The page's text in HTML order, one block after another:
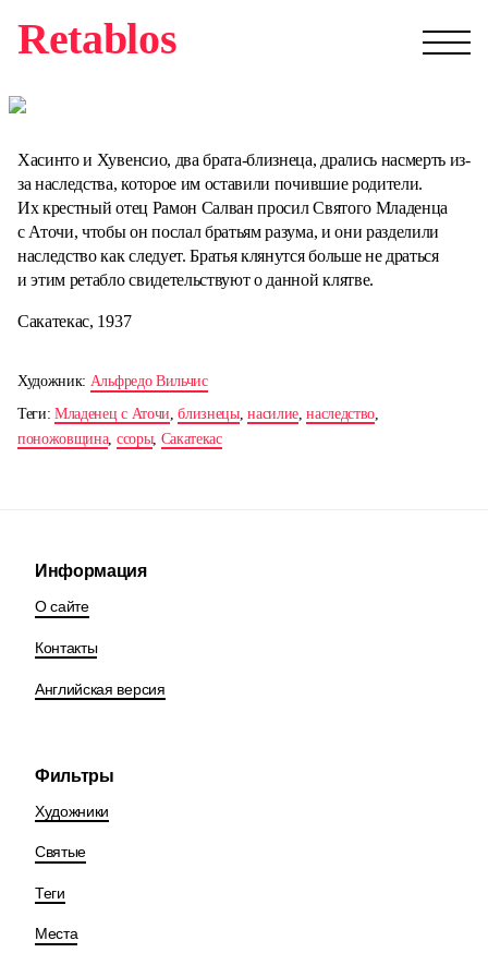
Retablos
Хасинто и Хувенсио, два брата-близнеца, дрались насмерть из-
за наследства, которое им оставили почившие родители.
Их крестный отец Рамон Салван просил Святого Младенца
с Аточи, чтобы он послал братьям разума, и они разделили
наследство как следует. Братья клянутся больше не драться
и этим ретабло свидетельствуют о данной клятве.
Сакатекас, 1937
Художник: Альфредо Вильчис
Теги:Младенец с Аточи ,близнецы,насилие,наследство
поножовщина, ссоры, Сакатекас
Информация
О сайте
Контакты
Английская версия
Фильтры
Художники
Святые
Теги
Места